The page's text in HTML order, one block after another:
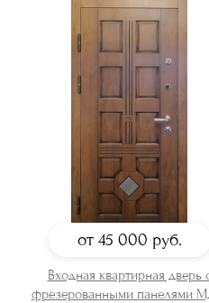
от 45 000 руб.
Входная квартирная дверь
фрезерованными панелями